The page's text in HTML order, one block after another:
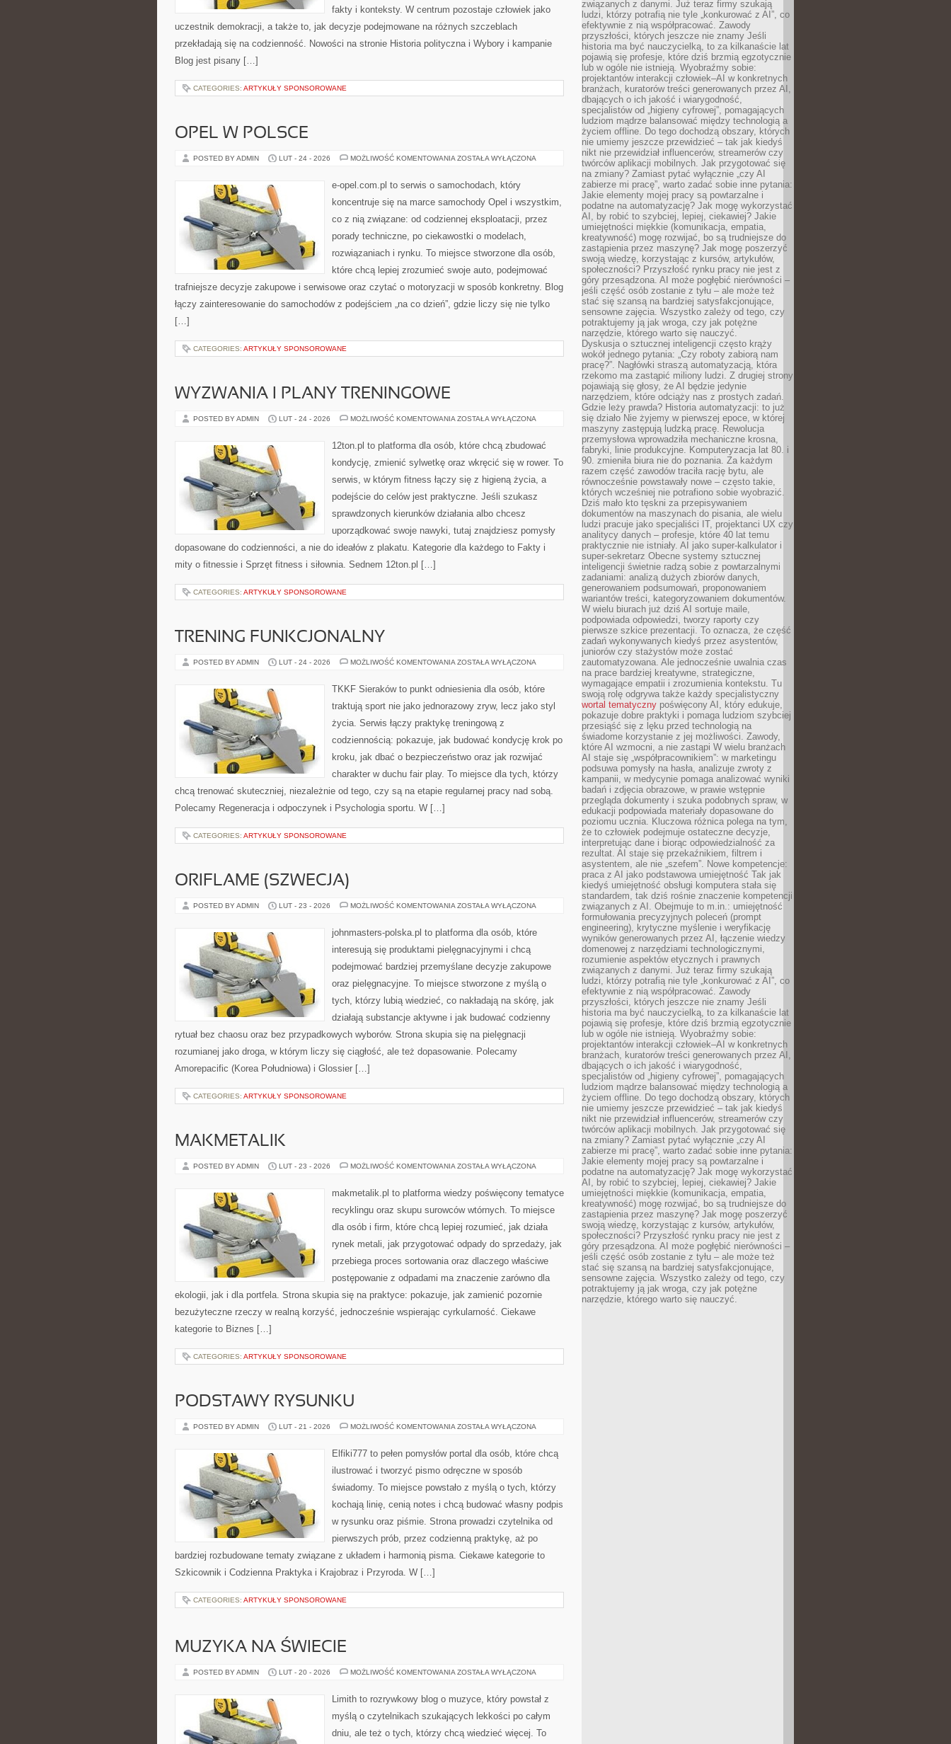
fakty i konteksty. W centrum pozostaje człowiek jako
uczestnik demokracji, a także to, jak decyzje podejmowane na różnych szczeblach
przekładają się na codzienność. Nowości na stronie Historia polityczna i Wybory i kampanie
Blog jest pisany […]
CATEGORIES: ARTYKUŁY SPONSOROWANE
OPEL W POLSCE
POSTED BY ADMIN LUT - 24 - 2026 MOŻLIWOŚĆ KOMENTOWANIA OPEL
ZOSTAŁA WYŁĄCZONA
e-opel.com.pl to serwis o samochodach, który
koncentruje się na marce samochody Opel i wszystkim,
co z nią związane: od codziennej eksploatacji, przez
porady techniczne, po ciekawostki o modelach,
rozwiązaniach i rynku. To miejsce stworzone dla osób,
które chcą lepiej zrozumieć swoje auto, podejmować
trafniejsze decyzje zakupowe i serwisowe oraz czytać o motoryzacji w sposób konkretny. Blog
łączy zainteresowanie do samochodów z podejściem „na co dzień”, gdzie liczy się nie tylko
[…]
CATEGORIES: ARTYKUŁY SPONSOROWANE
WYZWANIA I PLANY TRENINGOWE
POSTED BY ADMIN LUT - 24 - 2026 MOŻLIWOŚĆ KOMENTOWANIA WYZWANIA
TRENINGOWE
ZOSTAŁA WYŁĄCZONA
12ton.pl to platforma dla osób, które chcą zbudować
kondycję, zmienić sylwetkę oraz wkręcić się w rower. To
serwis, w którym fitness łączy się z higieną życia, a
podejście do celów jest praktyczne. Jeśli szukasz
sprawdzonych kierunków działania albo chcesz
uporządkować swoje nawyki, tutaj znajdziesz pomysły
dopasowane do codzienności, a nie do ideałów z plakatu. Kategorie dla każdego to Fakty i
mity o fitnessie i Sprzęt fitness i siłownia. Sednem 12ton.pl […]
CATEGORIES: ARTYKUŁY SPONSOROWANE
TRENING FUNKCJONALNY
POSTED BY ADMIN LUT - 24 - 2026 MOŻLIWOŚĆ KOMENTOWANIA TRENING
ZOSTAŁA WYŁĄCZONA
TKKF Sieraków to punkt odniesienia dla osób, które
traktują sport nie jako jednorazowy zryw, lecz jako styl
życia. Serwis łączy praktykę treningową z
codziennością: pokazuje, jak budować kondycję krok po
kroku, jak dbać o bezpieczeństwo oraz jak rozwijać
charakter w duchu fair play. To miejsce dla tych, którzy
chcą trenować skuteczniej, niezależnie od tego, czy są na etapie regularnej pracy nad sobą.
Polecamy Regeneracja i odpoczynek i Psychologia sportu. W […]
CATEGORIES: ARTYKUŁY SPONSOROWANE
ORIFLAME (SZWECJA)
POSTED BY ADMIN LUT - 23 - 2026 MOŻLIWOŚĆ KOMENTOWANIA ORIFLAME
ZOSTAŁA WYŁĄCZONA
johnmasters-polska.pl to platforma dla osób, które
interesują się produktami pielęgnacyjnymi i chcą
podejmować bardziej przemyślane decyzje zakupowe
oraz pielęgnacyjne. To miejsce stworzone z myślą o
tych, którzy lubią wiedzieć, co nakładają na skórę, jak
działają substancje aktywne i jak budować codzienny
rytuał bez chaosu oraz bez przypadkowych wyborów. Strona skupia się na pielęgnacji
rozumianej jako droga, w którym liczy się ciągłość, ale też dopasowanie. Polecamy
Amorepacific (Korea Południowa) i Glossier […]
CATEGORIES: ARTYKUŁY SPONSOROWANE
MAKMETALIK
POSTED BY ADMIN LUT - 23 - 2026 MOŻLIWOŚĆ KOMENTOWANIA MAKMETALIK
ZOSTAŁA WYŁĄCZONA
makmetalik.pl to platforma wiedzy poświęcony tematyce
recyklingu oraz skupu surowców wtórnych. To miejsce
dla osób i firm, które chcą lepiej rozumieć, jak działa
rynek metali, jak przygotować odpady do sprzedaży, jak
przebiega proces sortowania oraz dlaczego właściwe
postępowanie z odpadami ma znaczenie zarówno dla
ekologii, jak i dla portfela. Strona skupia się na praktyce: pokazuje, jak zamienić pozornie
bezużyteczne rzeczy w realną korzyść, jednocześnie wspierając cyrkularność. Ciekawe
kategorie to Biznes […]
CATEGORIES: ARTYKUŁY SPONSOROWANE
PODSTAWY RYSUNKU
POSTED BY ADMIN LUT - 21 - 2026 MOŻLIWOŚĆ KOMENTOWANIA PODSTAWY
ZOSTAŁA WYŁĄCZONA
Elfiki777 to pełen pomysłów portal dla osób, które chcą
ilustrować i tworzyć pismo odręczne w sposób
świadomy. To miejsce powstało z myślą o tych, którzy
kochają linię, cenią notes i chcą budować własny podpis
w rysunku oraz piśmie. Strona prowadzi czytelnika od
pierwszych prób, przez codzienną praktykę, aż po
bardziej rozbudowane tematy związane z układem i harmonią pisma. Ciekawe kategorie to
Szkicownik i Codzienna Praktyka i Krajobraz i Przyroda. W […]
CATEGORIES: ARTYKUŁY SPONSOROWANE
MUZYKA NA ŚWIECIE
POSTED BY ADMIN LUT - 20 - 2026 MOŻLIWOŚĆ KOMENTOWANIA MUZYKA
ZOSTAŁA WYŁĄCZONA
Limith to rozrywkowy blog o muzyce, który powstał z
myślą o czytelnikach szukających lekkości po całym
dniu, ale też o tych, którzy chcą wiedzieć więcej. To
związanych z danymi. Już teraz firmy szukają
ludzi, którzy potrafią nie tyle „konkurować z AI”, co
efektywnie z nią współpracować. Zawody
przyszłości, których jeszcze nie znamy Jeśli
historia ma być nauczycielką, to za kilkanaście lat
pojawią się profesje, które dziś brzmią egzotycznie
lub w ogóle nie istnieją. Wyobraźmy sobie:
projektantów interakcji człowiek–AI w konkretnych
branżach, kuratorów treści generowanych przez AI,
dbających o ich jakość i wiarygodność,
specjalistów od „higieny cyfrowej”, pomagających
ludziom mądrze balansować między technologią a
życiem offline. Do tego dochodzą obszary, których
nie umiemy jeszcze przewidzieć – tak jak kiedyś
nikt nie przewidział influencerów, streamerów czy
twórców aplikacji mobilnych. Jak przygotować się
na zmiany? Zamiast pytać wyłącznie „czy AI
zabierze mi pracę”, warto zadać sobie inne pytania:
Jakie elementy mojej pracy są powtarzalne i
podatne na automatyzację? Jak mogę wykorzystać
AI, by robić to szybciej, lepiej, ciekawiej? Jakie
umiejętności miękkie (komunikacja, empatia,
kreatywność) mogę rozwijać, bo są trudniejsze do
zastąpienia przez maszynę? Jak mogę poszerzyć
swoją wiedzę, korzystając z kursów, artykułów,
społeczności? Przyszłość rynku pracy nie jest z
góry przesądzona. AI może pogłębić nierówności –
jeśli część osób zostanie z tyłu – ale może też
stać się szansą na bardziej satysfakcjonujące,
sensowne zajęcia. Wszystko zależy od tego, czy
potraktujemy ją jak wroga, czy jak potężne
narzędzie, którego warto się nauczyć.
Dyskusja o sztucznej inteligencji często krąży
wokół jednego pytania: „Czy roboty zabiorą nam
pracę?”. Nagłówki straszą automatyzacją, która
rzekomo ma zastąpić miliony ludzi. Z drugiej strony
pojawiają się głosy, że AI będzie jedynie
narzędziem, które odciąży nas z prostych zadań.
Gdzie leży prawda? Historia automatyzacji: to już
się działo Nie żyjemy w pierwszej epoce, w której
maszyny zastępują ludzką pracę. Rewolucja
przemysłowa wprowadziła mechaniczne krosna,
fabryki, linie produkcyjne. Komputeryzacja lat 80. i
90. zmieniła biura nie do poznania. Za każdym
razem część zawodów traciła rację bytu, ale
równocześnie powstawały nowe – często takie,
których wcześniej nie potrafiono sobie wyobrazić.
Dziś mało kto tęskni za przepisywaniem
dokumentów na maszynach do pisania, ale wielu
ludzi pracuje jako specjaliści IT, projektanci UX czy
analitycy danych – profesje, które 40 lat temu
praktycznie nie istniały. AI jako super-kalkulator i
super-sekretarz Obecne systemy sztucznej
inteligencji świetnie radzą sobie z powtarzalnymi
zadaniami: analizą dużych zbiorów danych,
generowaniem podsumowań, proponowaniem
wariantów treści, kategoryzowaniem dokumentów.
W wielu biurach już dziś AI sortuje maile,
podpowiada odpowiedzi, tworzy raporty czy
pierwsze szkice prezentacji. To oznacza, że część
zadań wykonywanych kiedyś przez asystentów,
juniorów czy stażystów może zostać
zautomatyzowana. Ale jednocześnie uwalnia czas
na prace bardziej kreatywne, strategiczne,
wymagające empatii i zrozumienia kontekstu. Tu
swoją rolę odgrywa także każdy specjalistyczny
wortal tematyczny poświęcony AI, który edukuje,
pokazuje dobre praktyki i pomaga ludziom szybciej
przesiąść się z lęku przed technologią na
świadome korzystanie z jej możliwości. Zawody,
które AI wzmocni, a nie zastąpi W wielu branżach
AI staje się „współpracownikiem”: w marketingu
podsuwa pomysły na hasła, analizuje zwroty z
kampanii, w medycynie pomaga analizować wyniki
badań i zdjęcia obrazowe, w prawie wstępnie
przegląda dokumenty i szuka podobnych spraw, w
edukacji podpowiada materiały dopasowane do
poziomu ucznia. Kluczowa różnica polega na tym,
że to człowiek podejmuje ostateczne decyzje,
interpretując dane i biorąc odpowiedzialność za
rezultat. AI staje się przekaźnikiem, filtrem i
asystentem, ale nie „szefem”. Nowe kompetencje:
praca z AI jako podstawowa umiejętność Tak jak
kiedyś umiejętność obsługi komputera stała się
standardem, tak dziś rośnie znaczenie kompetencji
związanych z AI. Obejmuje to m.in.: umiejętność
formułowania precyzyjnych poleceń (prompt
engineering), krytyczne myślenie i weryfikację
wyników generowanych przez AI, łączenie wiedzy
domenowej z narzędziami technologicznymi,
rozumienie aspektów etycznych i prawnych
związanych z danymi. Już teraz firmy szukają
ludzi, którzy potrafią nie tyle „konkurować z AI”, co
efektywnie z nią współpracować. Zawody
przyszłości, których jeszcze nie znamy Jeśli
historia ma być nauczycielką, to za kilkanaście lat
pojawią się profesje, które dziś brzmią egzotycznie
lub w ogóle nie istnieją. Wyobraźmy sobie:
projektantów interakcji człowiek–AI w konkretnych
branżach, kuratorów treści generowanych przez AI,
dbających o ich jakość i wiarygodność,
specjalistów od „higieny cyfrowej”, pomagających
ludziom mądrze balansować między technologią a
życiem offline. Do tego dochodzą obszary, których
nie umiemy jeszcze przewidzieć – tak jak kiedyś
nikt nie przewidział influencerów, streamerów czy
twórców aplikacji mobilnych. Jak przygotować się
na zmiany? Zamiast pytać wyłącznie „czy AI
zabierze mi pracę”, warto zadać sobie inne pytania:
Jakie elementy mojej pracy są powtarzalne i
podatne na automatyzację? Jak mogę wykorzystać
AI, by robić to szybciej, lepiej, ciekawiej? Jakie
umiejętności miękkie (komunikacja, empatia,
kreatywność) mogę rozwijać, bo są trudniejsze do
zastąpienia przez maszynę? Jak mogę poszerzyć
swoją wiedzę, korzystając z kursów, artykułów,
społeczności? Przyszłość rynku pracy nie jest z
góry przesądzona. AI może pogłębić nierówności –
jeśli część osób zostanie z tyłu – ale może też
stać się szansą na bardziej satysfakcjonujące,
sensowne zajęcia. Wszystko zależy od tego, czy
potraktujemy ją jak wroga, czy jak potężne
narzędzie, którego warto się nauczyć.